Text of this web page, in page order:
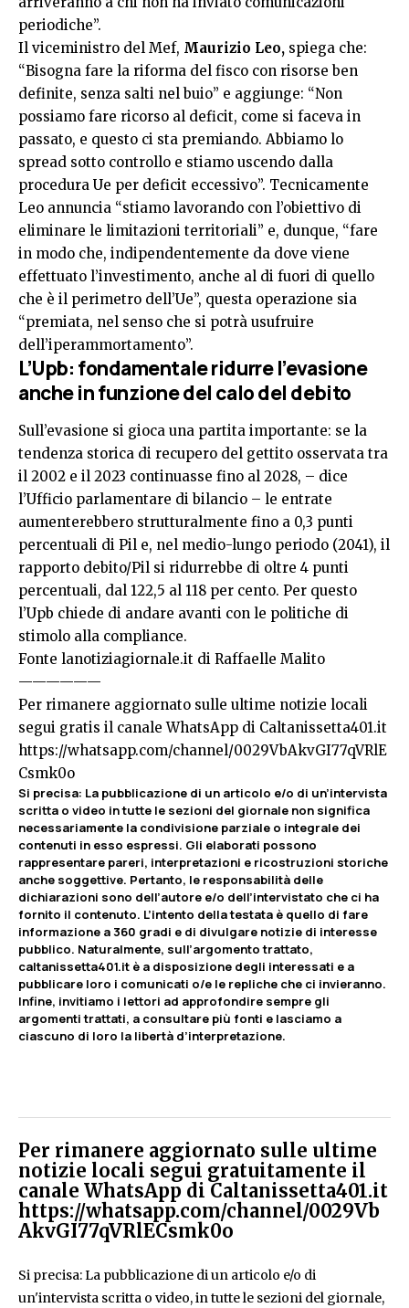
periodiche”.
Il viceministro del Mef, Maurizio Leo, spiega che:
“Bisogna fare la riforma del fisco con risorse ben
definite, senza salti nel buio” e aggiunge: “Non
possiamo fare ricorso al deficit, come si faceva in
passato, e questo ci sta premiando. Abbiamo lo
spread sotto controllo e stiamo uscendo dalla
procedura Ue per deficit eccessivo”. Tecnicamente
Leo annuncia “stiamo lavorando con l’obiettivo di
eliminare le limitazioni territoriali” e, dunque, “fare
in modo che, indipendentemente da dove viene
effettuato l’investimento, anche al di fuori di quello
che è il perimetro dell’Ue”, questa operazione sia
“premiata, nel senso che si potrà usufruire
dell’iperammortamento”.
L’Upb: fondamentale ridurre l’evasione
anche in funzione del calo del debito
Sull’evasione si gioca una partita importante: se la
tendenza storica di recupero del gettito osservata tra
il 2002 e il 2023 continuasse fino al 2028, – dice
l’Ufficio parlamentare di bilancio – le entrate
aumenterebbero strutturalmente fino a 0,3 punti
percentuali di Pil e, nel medio-lungo periodo (2041), il
rapporto debito/Pil si ridurrebbe di oltre 4 punti
percentuali, dal 122,5 al 118 per cento. Per questo
l’Upb chiede di andare avanti con le politiche di
stimolo alla compliance.
Fonte lanotiziagiornale.it di Raffaelle Malito
——————
Per rimanere aggiornato sulle ultime notizie locali
segui gratis il canale WhatsApp di Caltanissetta401.it
https://whatsapp.com/channel/0029VbAkvGI77qVRlE
Csmk0o
Si precisa: La pubblicazione di un articolo e/o di un’intervista
scritta o video in tutte le sezioni del giornale non significa
necessariamente la condivisione parziale o integrale dei
contenuti in esso espressi. Gli elaborati possono
rappresentare pareri, interpretazioni e ricostruzioni storiche
anche soggettive. Pertanto, le responsabilità delle
dichiarazioni sono dell’autore e/o dell’intervistato che ci ha
fornito il contenuto. L’intento della testata è quello di fare
informazione a 360 gradi e di divulgare notizie di interesse
pubblico. Naturalmente, sull’argomento trattato,
caltanissetta401.it è a disposizione degli interessati e a
pubblicare loro i comunicati o/e le repliche che ci invieranno.
Infine, invitiamo i lettori ad approfondire sempre gli
argomenti trattati, a consultare più fonti e lasciamo a
ciascuno di loro la libertà d’interpretazione.
Per rimanere aggiornato sulle ultime
notizie locali segui gratuitamente il
canale WhatsApp di Caltanissetta401.it
https://whatsapp.com/channel/0029Vb
AkvGI77qVRlECsmk0o
Si precisa: La pubblicazione di un articolo e/o di
un'intervista scritta o video, in tutte le sezioni del giornale,